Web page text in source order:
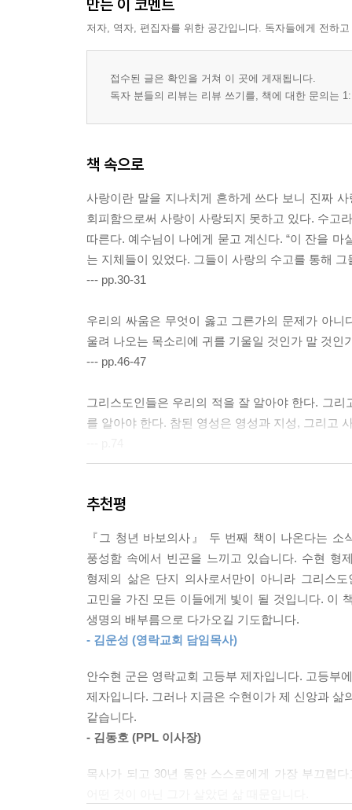
안수현의 서재
만든 이 코멘트
저자, 역자, 편집자를 위한 공간입니다. 독자들에게 전하
접수된 글은 확인을 거쳐 이 곳에 게재됩니다.
독자 분들의 리뷰는 리뷰 쓰기를, 책에 대한 문의는
책 속으로
사랑이란 말을 지나치게 흔하게 쓰다 보니 진짜
회피함으로써 사랑이 사랑되지 못하고 있다. 수고
따른다. 예수님이 나에게 묻고 계신다. “이 잔을
는 지체들이 있었다. 그들이 사랑의 수고를 통해
--- pp.30-31
우리의 싸움은 무엇이 옳고 그른가의 문제가 아
울려 나오는 목소리에 귀를 기울일 것인가 말 것인
--- pp.46-47
그리스도인들은 우리의 적을 잘 알아야 한다. 그
를 알아야 한다. 참된 영성은 영성과 지성, 그리고
다. 단지 가능성을 열어 놓는 것이다. 늘 만나는
--- p.91
이 세상의 모든 것은 가변적이고 상대적이지만,
알 수 없는 평안 속에 잠길 수 있다면, 그것은 나의
--- p.94
그분의 시선만을 의식하는 삶은 배타적이지도 않
치지 않기 위해 잔뜩 움켜쥐고 웅크린 사람들에
이심을 그처럼 뚜렷이 전할 수 있는 방법이 또 있을
--- p.97
학교를 졸업하고 수년간의 직장생활을 한 후 하
추천평
『그 청년 바보의사』 두 번째 책이 나온다는
풍성함 속에서 빈곤을 느끼고 있습니다. 수현 형
형제의 삶은 단지 의사로서만이 아니라 그리스
고민을 가진 모든 이들에게 빛이 될 것입니다. 이
생명의 배부름으로 다가오길 기도합니다.
- 김운성 (영락교회 담임목사)
안수현 군은 영락교회 고등부 제자입니다. 고등부
제자입니다. 그러나 지금은 수현이가 제 신앙과
같습니다.
- 김동호 (PPL 이사장)
목사가 되고 30년 동안 스스로에게 가장 부끄럽